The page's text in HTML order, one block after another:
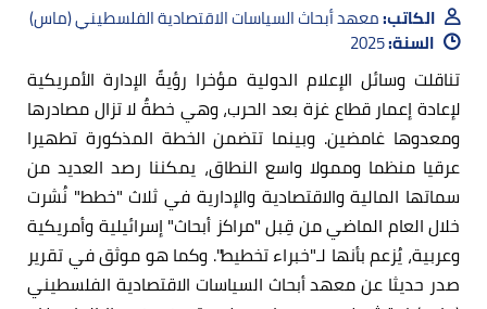
الكاتب:معهد أبحاث السياسات الاقتصادية الفلسطيني (ماس)
السنة:2025
تناقلت وسائل الإعلام الدولية مؤخرا رؤيةً الإدارة الأمريكية
لإعادة إعمار قطاع غزة بعد الحرب، وهي خطةٌ لا تزال مصادرها
ومعدوها غامضين. وبينما تتضمن الخطة المذكورة تطهيرا
عرقيا منظما وممولا واسع النطاق، يمكننا رصد العديد من
سماتها المالية والاقتصادية والإدارية في ثلاث "خطط" نُشرت
خلال العام الماضي من قِبل "مراكز أبحاث" إسرائيلية وأمريكية
وعربية، يُزعم بأنها لـ"خبراء تخطيط". وكما هو موثق في تقرير
صدر حديثا عن معهد أبحاث السياسات الاقتصادية الفلسطيني